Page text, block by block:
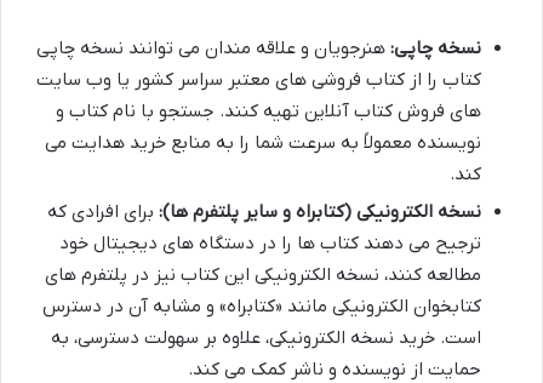
نسخه چاپی: هنرجویان و علاقه مندان می توانند نسخه چاپی
کتاب را از کتاب فروشی های معتبر سراسر کشور یا وب سایت
های فروش کتاب آنلاین تهیه کنند. جستجو با نام کتاب و
نویسنده معمولاً به سرعت شما را به منابع خرید هدایت می
کند.
نسخه الکترونیکی (کتابراه و سایر پلتفرم ها): برای افرادی که
ترجیح می دهند کتاب ها را در دستگاه های دیجیتال خود
مطالعه کنند، نسخه الکترونیکی این کتاب نیز در پلتفرم های
کتابخوان الکترونیکی مانند «کتابراه» و مشابه آن در دسترس
است. خرید نسخه الکترونیکی، علاوه بر سهولت دسترسی، به
حمایت از نویسنده و ناشر کمک می کند.